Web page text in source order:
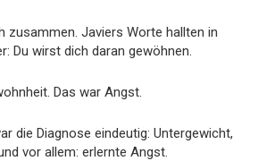
zusammen. Javiers Worte hallten in
Du wirst dich daran gewöhnen.
Das war Angst.
die Diagnose eindeutig: Untergewicht,
vor allem: erlernte Angst.